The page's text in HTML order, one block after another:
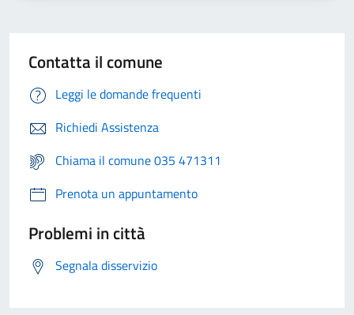
Contatta il comune
Leggi le domande frequenti
Richiedi Assistenza
Chiama il comune 035 471311
Prenota un appuntamento
Problemi in città
Segnala disservizio